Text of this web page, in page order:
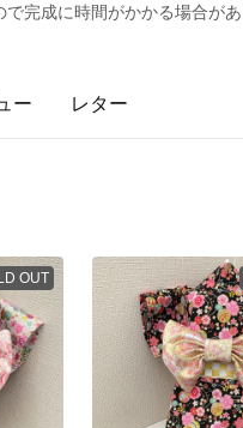
完成に時間がかかる場合が
ー レター
OUT